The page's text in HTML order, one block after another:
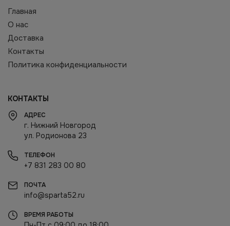
Главная
О нас
Доставка
Контакты
Политика конфиденциальности
КОНТАКТЫ
АДРЕС
г. Нижний Новгород
ул. Родионова 23
ТЕЛЕФОН
+7 831 283 00 80
ПОЧТА
info@sparta52.ru
ВРЕМЯ РАБОТЫ